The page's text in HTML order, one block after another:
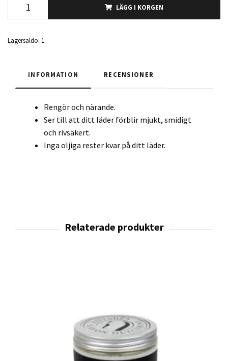
LÄGG I KORGEN
Lagersaldo: 1
INFORMATION RECENSIONER
Rengör och närande.
Ser till att ditt läder förblir mjukt, smidigt
och rivsäkert.
Inga oljiga rester kvar på ditt läder.